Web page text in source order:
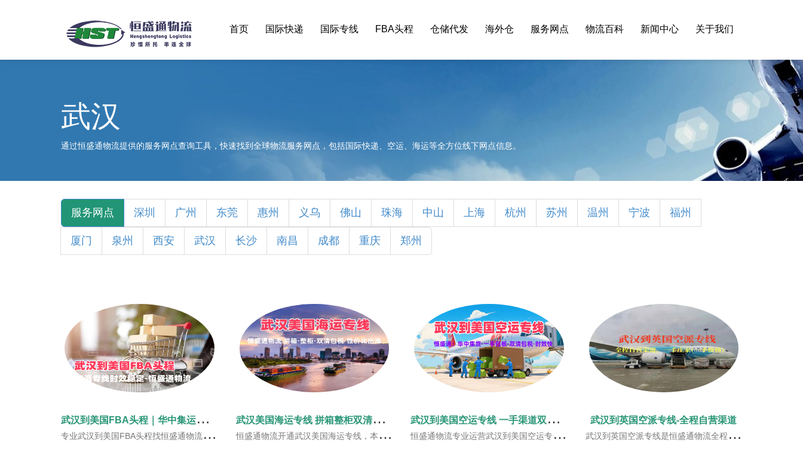
首页 国际快递 国际专线 FBA头程 仓储代发 海外仓 服务网点 物流百科 新闻中心 关于我们
武汉
通过恒盛通物流提供的服务网点查询工具，快速找到全球物流服务网点，包括国际快递、空运、海运等全方位线下网点信息。
服务网点 深圳 广州 东莞 惠州 义乌 佛山 珠海 中山 上海 杭州 苏州 温州 宁波 福州
厦门 泉州 西安 武汉 长沙 南昌 成都 重庆 郑州
武
汉到美国FBA头程｜华中集运美线专线‑恒盛通物流
专业武汉到美国FBA头程找恒盛通物流！武汉全域上门提货，华中集运至粤港澳口岸直发，承接汽配3C带电货，开通空派、美森快船、海卡全渠道，双清包税无隐形杂费，全美FBA仓库稳定入仓，欢迎咨询获取实时报价。
武
汉美国海运专线 拼箱整柜双清包税中部出海优选
恒盛通物流开通武汉美国海运专线，本地上门揽货中转便捷，航线固定仓位充足，覆盖美西美中美东全境。一站式双清包税门到门服务，运价实惠时效稳定，满足华中地区工厂货品、跨境电商出海货运需求。
武
汉到美国空运专线 一手渠道双清包税稳定直达
恒盛通物流专业运营武汉到美国空运专线，武汉及周边可上门揽货，自营固定航班仓位，美西美中美东全线覆盖，支持普货、带电等合规货物运输，一站式双清包税门到门，时效快安全性高，助力湖北跨境电商与外贸高效发货赴美。
武汉到英国空派专线-全程自营渠道
武汉到英国空派专线是恒盛通物流全程自营渠道，一手庄家(一手价格)，恒盛通与南航/东航/国航/泰航/美联等航空公司一手庄家，每周稳定直飞航班，近飞近派的方式，提高时效！